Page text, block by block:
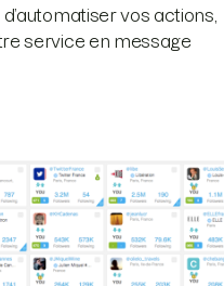
vos actions,
service en message